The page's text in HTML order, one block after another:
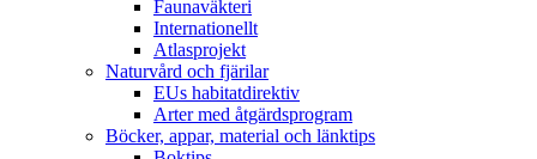
Faunaväkteri
Internationellt
Atlasprojekt
Naturvård och fjärilar
EUs habitatdirektiv
Arter med åtgärdsprogram
Böcker, appar, material och länktips